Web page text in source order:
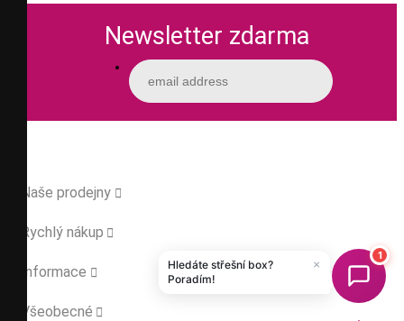
Newsletter zdarma
Naše prodejny 
Rychlý nákup 
Informace 
Všeobecné 